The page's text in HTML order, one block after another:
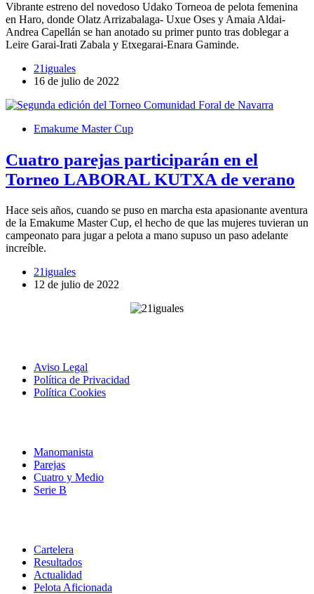
Vibrante estreno del novedoso Udako Torneoa de pelota femenina
en Haro, donde Olatz Arrizabalaga- Uxue Oses y Amaia Aldai-
Andrea Capellán se han anotado su primer punto tras doblegar a
Leire Garai-Irati Zabala y Etxegarai-Enara Gaminde.
21iguales
16 de julio de 2022
Emakume Master Cup
Cuatro parejas participarán en el
Torneo LABORAL KUTXA de verano
Hace seis años, cuando se puso en marcha esta apasionante aventura
de la Emakume Master Cup, el hecho de que las mujeres tuvieran un
campeonato para jugar a pelota a mano supuso un paso adelante
increíble.
21iguales
12 de julio de 2022
Aviso Legal
Política de Privacidad
Política Cookies
Manomanista
Parejas
Cuatro y Medio
Serie B
Cartelera
Resultados
Actualidad
Pelota Aficionada